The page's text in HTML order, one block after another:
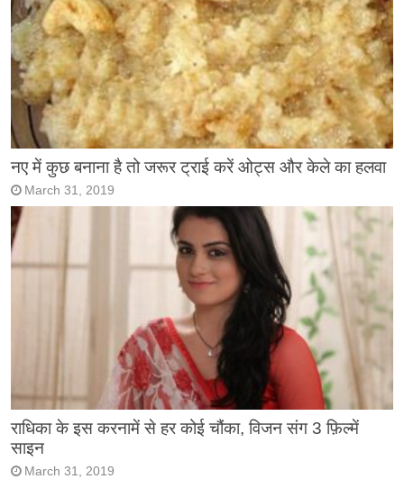
नए में कुछ बनाना है तो जरूर ट्राई करें ओट्स और केले का हलवा
March 31, 2019
राधिका के इस करनामें से हर कोई चौंका, विजन संग 3 फ़िल्में
साइन
March 31, 2019